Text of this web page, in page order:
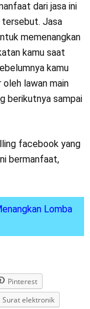
dari jasa ini
tersebut. Jasa
memenangkan
kamu saat
kamu
lawan main
berikutnya sampai
facebook yang
bermanfaat,
Lomba
Pinterest
Surat elektronik